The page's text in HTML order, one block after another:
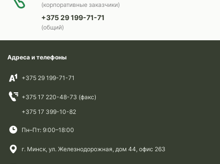
(корпоративные заказчики)
+375 29 199-71-71
(общий)
Адреса и телефоны
+375 29 199-71-71
+375 17 220-48-73 (факс)
+375 17 399-10-82
Пн–Пт: 9:00–18:00
г. Минск, ул. Железнодорожная, дом 44, офис 263